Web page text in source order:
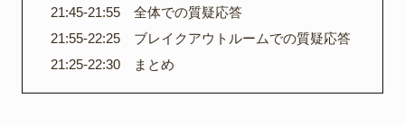
21:45-21:55 全体での質疑応答
21:55-22:25 ブレイクアウトルームでの質疑応答
21:25-22:30 まとめ